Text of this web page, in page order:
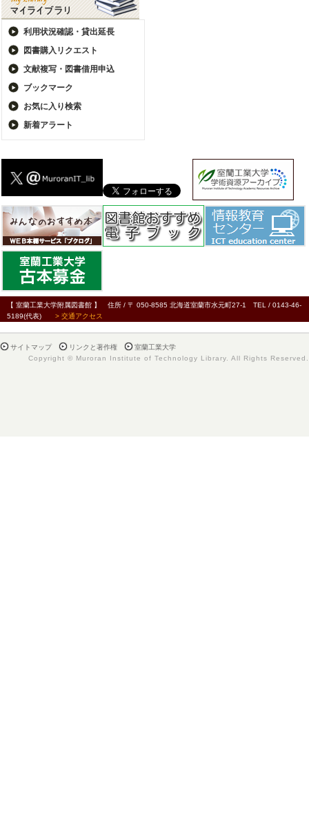
利用状況確認・貸出延長
図書購入リクエスト
文献複写・図書借用申込
ブックマーク
お気に入り検索
新着アラート
【 室蘭工業大学附属図書館 】 住所 / 〒 050-8585 北海道室蘭市水元町27-1 TEL / 0143-46-
5189(代表) > 交通アクセス
サイトマップ リンクと著作権
室蘭工業大学
Copyright © Muroran Institute of Technology Library. All Rights Reserved.